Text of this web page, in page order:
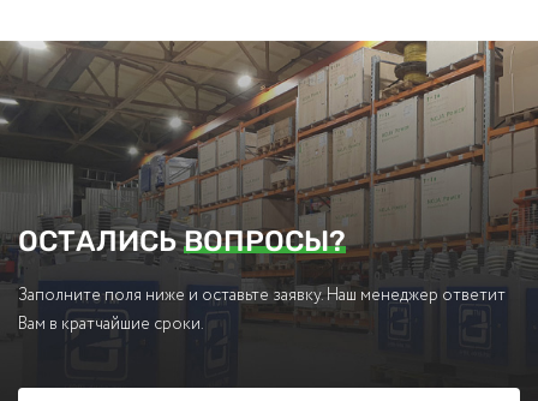
ОСТАЛИСЬВОПРОСЫ?
Заполните поля ниже и оставьте заявку. Наш менеджер ответит
Вам в кратчайшие сроки.